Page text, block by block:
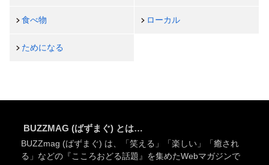
食べ物 ローカル
ためになる
BUZZMAG (ばずまぐ) とは…
BUZZmag (ばずまぐ) は、「笑える」「楽しい」「癒され
る」などの『こころおどる話題』を集めたWebマガジンで